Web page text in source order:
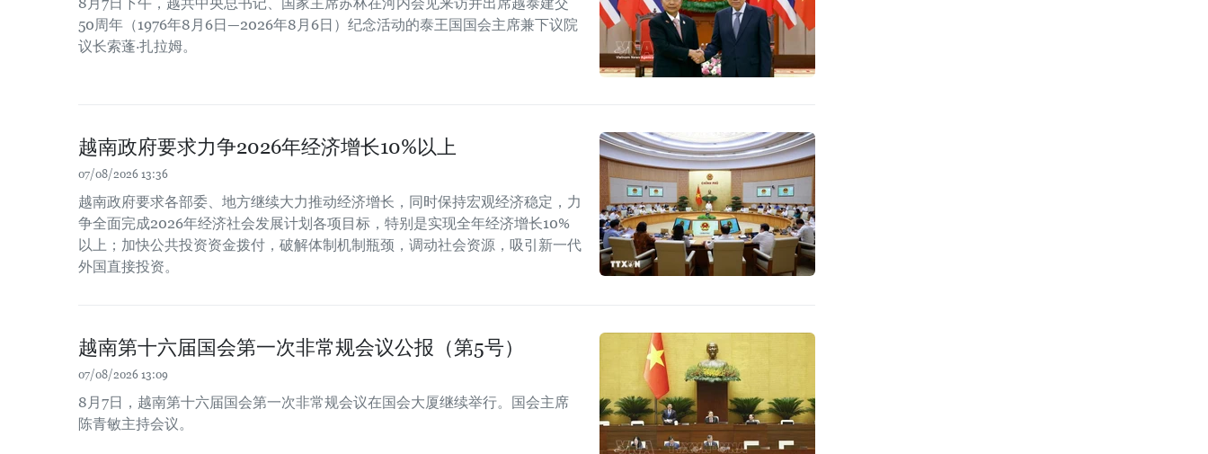
50周年（1976年8月6日—2026年8月6日）纪念活动的泰王国国会主席兼下议院
议长索蓬·扎拉姆。
越南政府要求力争2026年经济增长10%以上
07/08/2026 13:36
越南政府要求各部委、地方继续大力推动经济增长，同时保持宏观经济稳定，力
争全面完成2026年经济社会发展计划各项目标，特别是实现全年经济增长10%
以上；加快公共投资资金拨付，破解体制机制瓶颈，调动社会资源，吸引新一代
外国直接投资。
越南第十六届国会第一次非常规会议公报（第5号）
07/08/2026 13:09
8月7日，越南第十六届国会第一次非常规会议在国会大厦继续举行。国会主席
陈青敏主持会议。